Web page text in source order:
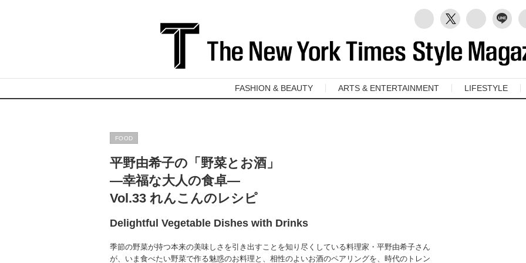
FASHION & BEAUTY ARTS & ENTERTAINMENT LIFESTYLE
FOOD
平野由希子の「野菜とお酒」
―幸福な大人の食卓―
Vol.33 れんこんのレシピ
Delightful Vegetable Dishes with Drinks
季節の野菜が持つ本来の美味しさを引き出すことを知り尽くしている料理家・平野由希子さん
が、いま食べたい野菜で作る魅惑のお料理と、相性のよいお酒のペアリングを、時代のトレン